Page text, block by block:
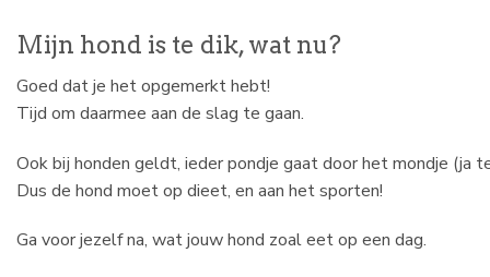
Mijn hond is te dik, wat nu?
Goed dat je het opgemerkt hebt!
Tijd om daarmee aan de slag te gaan.
Ook bij honden geldt, ieder pondje gaat door het mondje (ja
Dus de hond moet op dieet, en aan het sporten!
Ga voor jezelf na, wat jouw hond zoal eet op een dag.